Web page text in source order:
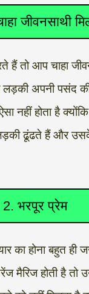
जीवनसाथी
हैं तो आप चाहा
अपनी पसंद
नहीं होता है
ढूंढते हैं और
2. भरपूर प्रेम
का होना बहुत ही
मैरिज होती है तो